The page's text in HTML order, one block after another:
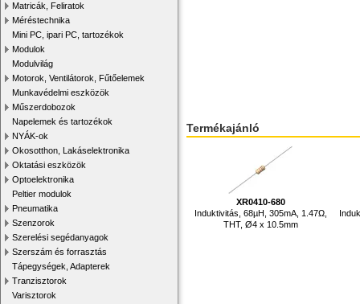
Matricák, Feliratok
Méréstechnika
Mini PC, ipari PC, tartozékok
Modulok
Modulvilág
Motorok, Ventilátorok, Fűtőelemek
Munkavédelmi eszközök
Műszerdobozok
Napelemek és tartozékok
NYÁK-ok
Okosotthon, Lakáselektronika
Oktatási eszközök
Optoelektronika
Peltier modulok
Pneumatika
Szenzorok
Szerelési segédanyagok
Szerszám és forrasztás
Tápegységek, Adapterek
Tranzisztorok
Varisztorok
Termékajánló
XR0410-680
Induktivitás, 68µH, 305mA, 1.47Ω,
THT, Ø4 x 10.5mm